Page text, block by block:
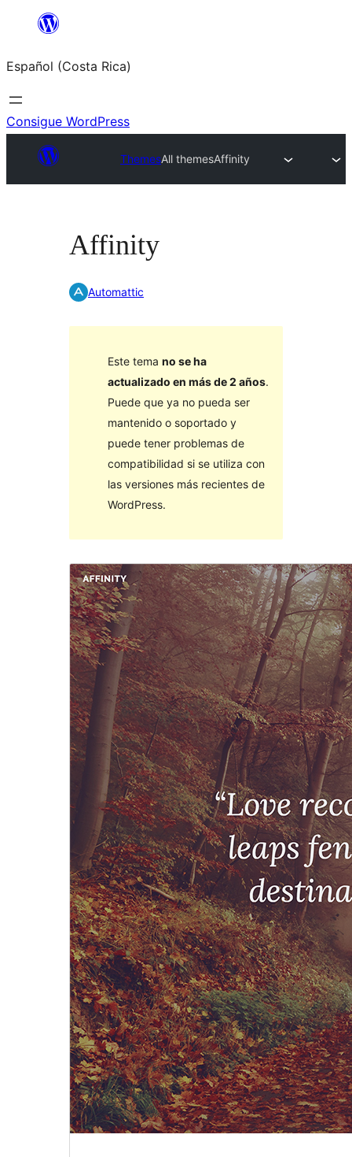
Saltar
contenido
Español (Costa Rica)
Consigue WordPress
ThemesAll themesAffinity
Affinity
Automattic
Este tema no se ha
actualizado en más de 2 años.
Puede que ya no pueda ser
mantenido o soportado y
puede tener problemas de
compatibilidad si se utiliza con
las versiones más recientes de
WordPress.